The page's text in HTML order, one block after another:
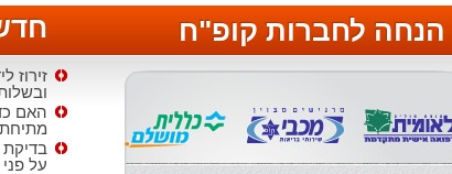
זירוז
האם
מתיחת
על
הנחה לחברות קופ"ח